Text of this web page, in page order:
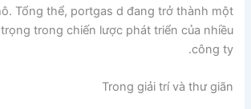
Tổng thể, portgas d đang trở thành một
trong chiến lược phát triển của nhiều
công ty.
Trong giải trí và thư giãn